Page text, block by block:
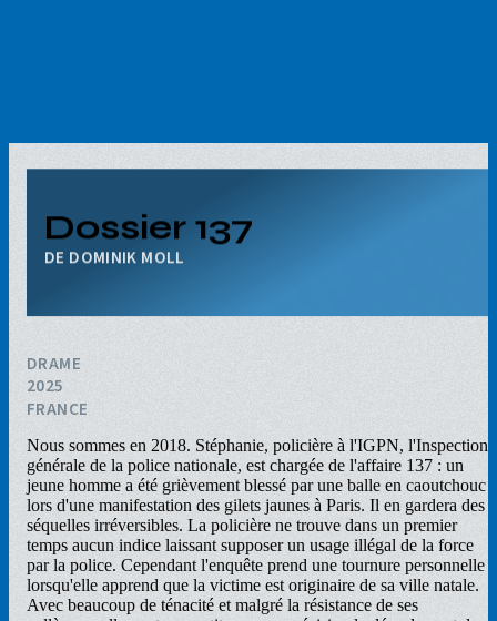
Dossier 137
DOMINIK MOLL
DRAME
2025
FRANCE
Nous sommes en 2018. Stéphanie, policière à l'IGPN, l'Inspection
générale de la police nationale, est chargée de l'affaire 137 : un
jeune homme a été grièvement blessé par une balle en caoutchouc
lors d'une manifestation des gilets jaunes à Paris. Il en gardera des
séquelles irréversibles. La policière ne trouve dans un premier
temps aucun indice laissant supposer un usage illégal de la force
par la police. Cependant l'enquête prend une tournure personnelle
lorsqu'elle apprend que la victime est originaire de sa ville natale.
Avec beaucoup de ténacité et malgré la résistance de ses